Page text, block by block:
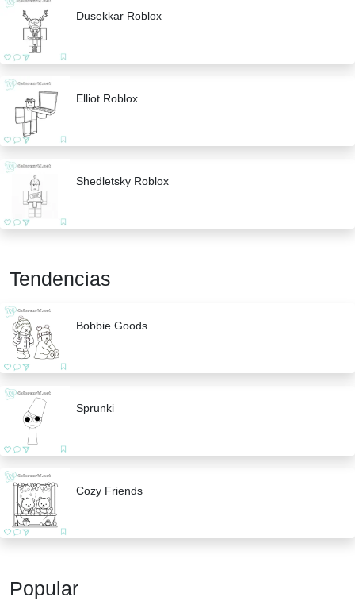
Dusekkar Roblox
Elliot Roblox
Shedletsky Roblox
Tendencias
Bobbie Goods
Sprunki
Cozy Friends
Popular